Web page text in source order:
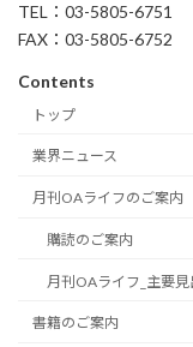
TEL：03-5805-6751
FAX：03-5805-6752
Contents
トップ
業界ニュース
月刊OAライフのご案内
購読のご案内
月刊OAライフ_主要見
書籍のご案内